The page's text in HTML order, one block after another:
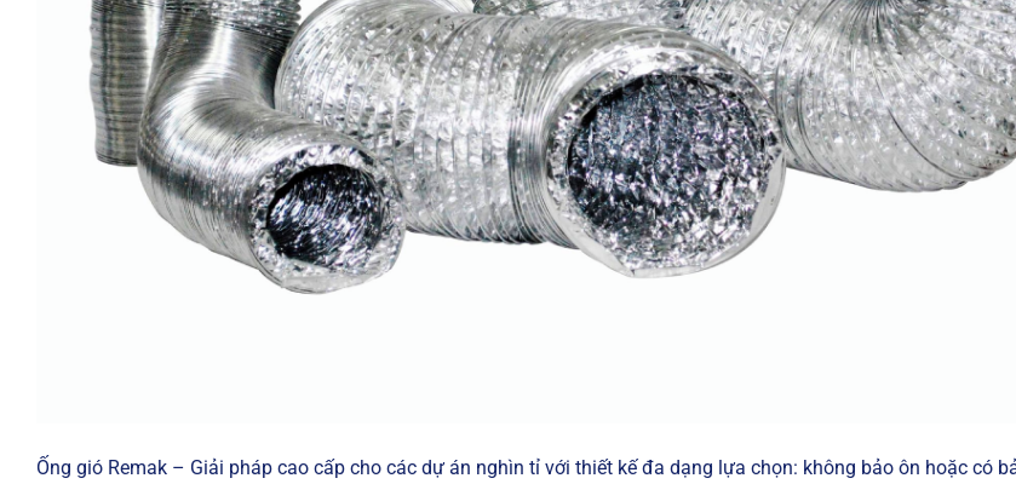
Ống gió Remak – Giải pháp cao cấp cho các dự án nghìn tỉ với thiết kế đa dạng lựa chọn: không bảo ôn hoặc có